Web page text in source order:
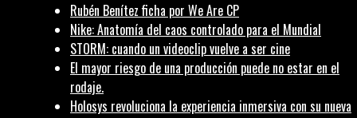
Rubén Benítez ficha por We Are CP
Nike: Anatomía del caos controlado para el Mundial
STORM: cuando un videoclip vuelve a ser cine
El mayor riesgo de una producción puede no estar en el
rodaje.
Holosys revoluciona la experiencia inmersiva con su nueva